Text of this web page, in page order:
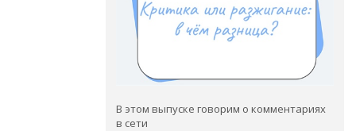
В этом выпуске говорим о комментариях
в сети